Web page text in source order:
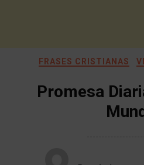
FRASES CRISTIANAS
Promesa